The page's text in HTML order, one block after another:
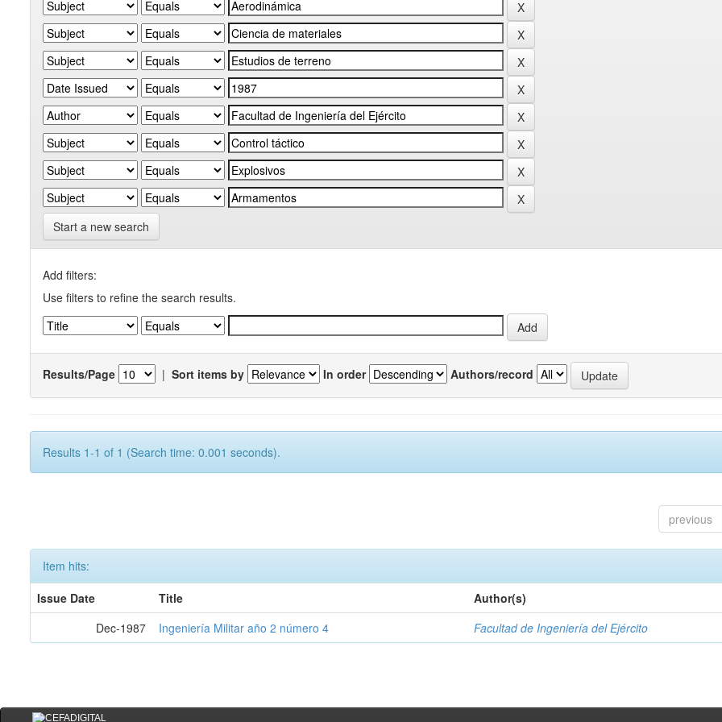
Start a new search
Add filters:
Use filters to refine the search results.
Results/Page | Sort items by In order Authors/record
Results 1-1 of 1 (Search time: 0.001 seconds).
previous
Item hits:
Issue Date
Title
Author(s)
Dec-1987
Ingeniería Militar año 2 número 4 Facultad de Ingeniería del Ejército